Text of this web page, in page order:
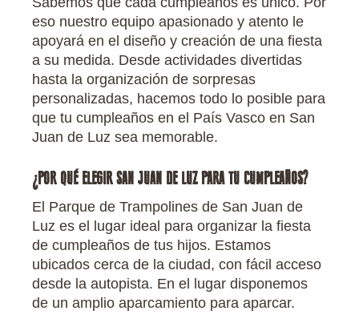
eso nuestro equipo apasionado y atento le
apoyará en el diseño y creación de una fiesta
a su medida. Desde actividades divertidas
hasta la organización de sorpresas
personalizadas, hacemos todo lo posible para
que tu cumpleaños en el País Vasco en San
Juan de Luz sea memorable.
¿POR QUÉ ELEGIR SAN JUAN DE LUZ PARA TU CUMPLEAÑOS?
El Parque de Trampolines de San Juan de
Luz es el lugar ideal para organizar la fiesta
de cumpleaños de tus hijos. Estamos
ubicados cerca de la ciudad, con fácil acceso
desde la autopista. En el lugar disponemos
de un amplio aparcamiento para aparcar.